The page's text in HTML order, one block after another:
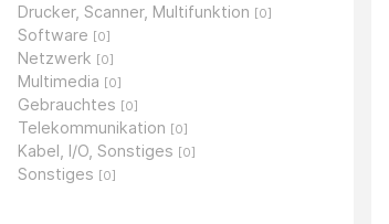
Drucker, Scanner, Multifunktion [0]
Software [0]
Netzwerk [0]
Multimedia [0]
Gebrauchtes [0]
Telekommunikation [0]
Kabel, I/O, Sonstiges [0]
Sonstiges [0]